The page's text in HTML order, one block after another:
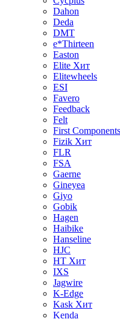
Dahon
Deda
DMT
e*Thirteen
Easton
Elite Хит
Elitewheels
ESI
Favero
Feedback
Felt
First Components
Fizik Хит
FLR
FSA
Gaerne
Gineyea
Giyo
Gobik
Hagen
Haibike
Hanseline
HJC
HT Хит
IXS
Jagwire
K-Edge
Kask Хит
Kenda